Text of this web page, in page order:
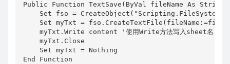
Public Function TextSave(ByVal fileName As
Set fso =
Set myTxt =
myTxt.Write content '使用Write方法写入sheet名，然
    myTxt.Close
    Set myTxt = Nothing
End Function